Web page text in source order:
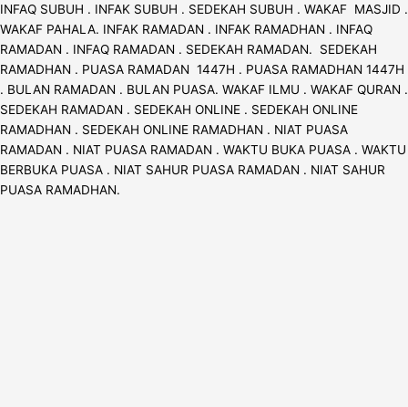
INFAQ SUBUH . INFAK SUBUH . SEDEKAH SUBUH . WAKAF MASJID .
WAKAF PAHALA. INFAK RAMADAN . INFAK RAMADHAN . INFAQ
RAMADAN . INFAQ RAMADAN . SEDEKAH RAMADAN. SEDEKAH
RAMADHAN . PUASA RAMADAN 1447H . PUASA RAMADHAN 1447H
. BULAN RAMADAN . BULAN PUASA. WAKAF ILMU . WAKAF QURAN .
SEDEKAH RAMADAN . SEDEKAH ONLINE . SEDEKAH ONLINE
RAMADHAN . SEDEKAH ONLINE RAMADHAN . NIAT PUASA
RAMADAN . NIAT PUASA RAMADAN . WAKTU BUKA PUASA . WAKTU
BERBUKA PUASA . NIAT SAHUR PUASA RAMADAN . NIAT SAHUR
PUASA RAMADHAN.